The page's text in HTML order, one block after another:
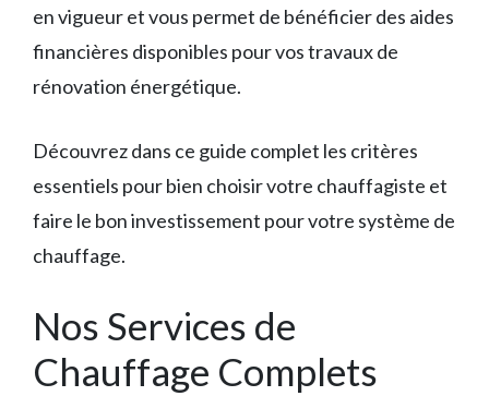
en vigueur et vous permet de bénéficier des aides
financières disponibles pour vos travaux de
rénovation énergétique.
Découvrez dans ce guide complet les critères
essentiels pour bien choisir votre chauffagiste et
faire le bon investissement pour votre système de
chauffage.
Nos Services de
Chauffage Complets